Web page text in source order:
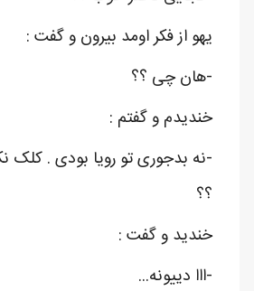
یهو از فکر اومد بیرون و گفت :
-هان چی ؟؟
خندیدم و گفتم :
-نه بدجوری تو رویا بودی .
؟؟
خندید و گفت :
-ااا دییونه...